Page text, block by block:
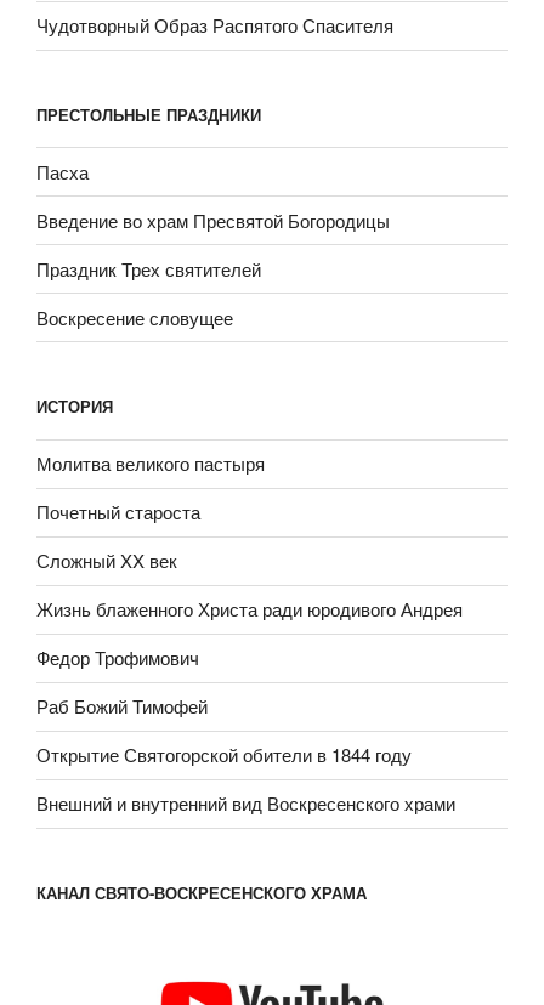
Чудотворный Образ Распятого Спасителя
ПРЕСТОЛЬНЫЕ ПРАЗДНИКИ
Пасха
Введение во храм Пресвятой Богородицы
Праздник Трех святителей
Воскресение словущее
ИСТОРИЯ
Молитва великого пастыря
Почетный староста
Сложный XX век
Жизнь блаженного Христа ради юродивого Андрея
Федор Трофимович
Раб Божий Тимофей
Открытие Святогорской обители в 1844 году
Внешний и внутренний вид Воскресенского храми
КАНАЛ СВЯТО-ВОСКРЕСЕНСКОГО ХРАМА